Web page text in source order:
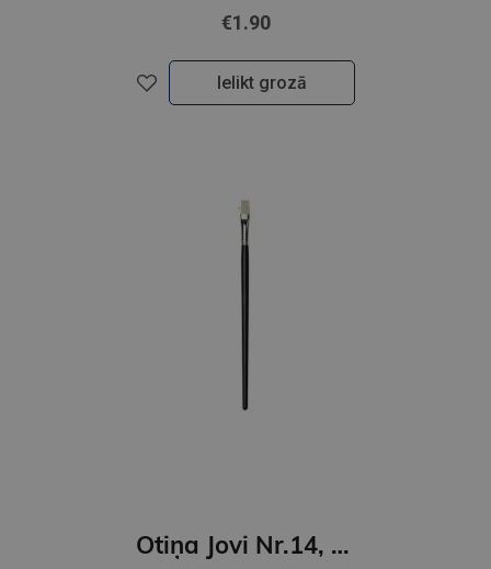
€1.90
Ielikt grozā
Otiņa Jovi Nr.14, cūkas, plakana